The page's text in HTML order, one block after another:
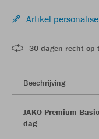
Artikel
30 dagen recht op
Beschrijving
JAKO Premium
dag